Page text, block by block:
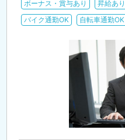
ボーナス・賞与あり
昇給あり
バイク通勤OK
自転車通勤OK